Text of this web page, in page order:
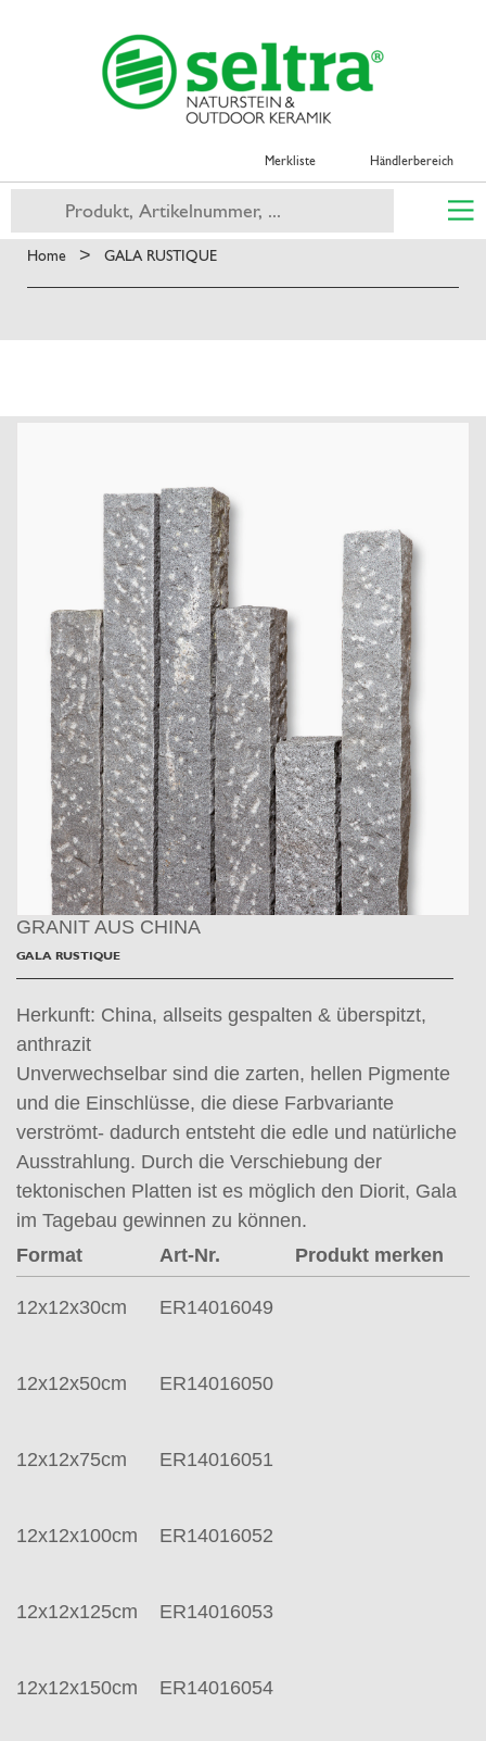
Merkliste Händlerbereich
Home > GALA RUSTIQUE
GRANIT AUS CHINA
GALA RUSTIQUE
Herkunft: China, allseits gespalten & überspitzt,
anthrazit
Unverwechselbar sind die zarten, hellen Pigmente
und die Einschlüsse, die diese Farbvariante
verströmt- dadurch entsteht die edle und natürliche
Ausstrahlung. Durch die Verschiebung der
tektonischen Platten ist es möglich den Diorit, Gala
im Tagebau gewinnen zu können.
Format
Art-Nr. Produkt merken
12x12x30cm ER14016049
12x12x50cm ER14016050
12x12x75cm ER14016051
12x12x100cm ER14016052
12x12x125cm ER14016053
12x12x150cm ER14016054